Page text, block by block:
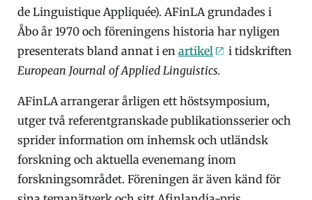
de Linguistique Appliquée). AFinLA grundades i
Åbo år 1970 och föreningens historia har nyligen
presenterats bland annat i en artikel
i tidskriften
European Journal of Applied Linguistics.
AFinLA arrangerar årligen ett höstsymposium,
utger två referentgranskade publikationsserier och
sprider information om inhemsk och utländsk
forskning och aktuella evenemang inom
forskningsområdet. Föreningen är även känd för